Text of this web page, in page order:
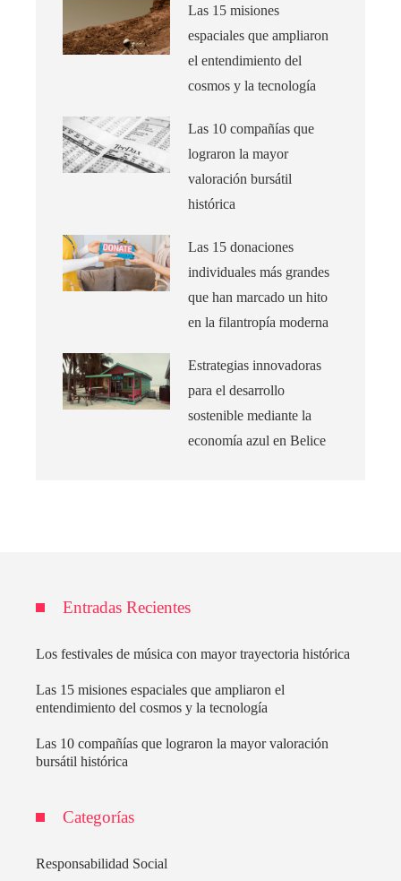
Las 15 misiones
espaciales que ampliaron
el entendimiento del
cosmos y la tecnología
Las 10 compañías que
lograron la mayor
valoración bursátil
histórica
Las 15 donaciones
individuales más grandes
que han marcado un hito
en la filantropía moderna
Estrategias innovadoras
para el desarrollo
sostenible mediante la
economía azul en Belice
Entradas Recientes
Los festivales de música con mayor trayectoria histórica
Las 15 misiones espaciales que ampliaron el
entendimiento del cosmos y la tecnología
Las 10 compañías que lograron la mayor valoración
bursátil histórica
Categorías
Responsabilidad Social